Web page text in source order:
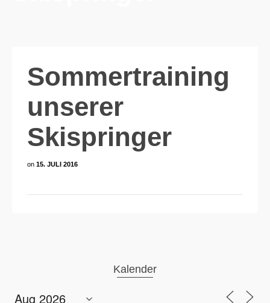
Sommertraining
unserer
Skispringer
on 15. JULI 2016
Kalender